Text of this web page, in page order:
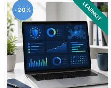
LEARNKIT
-20%